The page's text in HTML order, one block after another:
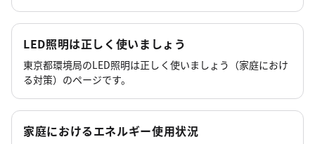
LED照明は正しく使いましょう
東京都環境局のLED照明は正しく使いましょう（家庭におけ
る対策）のページです。
家庭におけるエネルギー使用状況